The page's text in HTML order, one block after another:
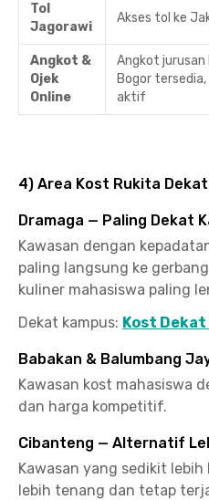
Tol
Jagorawi
Akses tol ke
Angkot &
Ojek
Online
Angkot jurusan
Bogor tersedia,
aktif
4) Area Kost Rukita Dekat
Dramaga — Paling Dekat
Kawasan dengan
paling langsung ke
kuliner mahasiswa paling
Dekat kampus: Kost Dekat
Babakan & Balumbang
Kawasan kost mahasiswa
dan harga kompetitif.
Cibanteng — Alternatif
Kawasan yang sedikit
lebih tenang dan tetap